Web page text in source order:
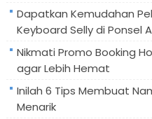
Dapatkan Kemudahan
Keyboard Selly di Ponsel
Nikmati Promo Booking
agar Lebih Hemat
Inilah 6 Tips Membuat
Menarik